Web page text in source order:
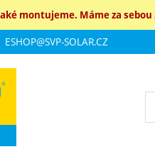
montujeme. Máme za
ESHOP@SVP-SOLAR.CZ